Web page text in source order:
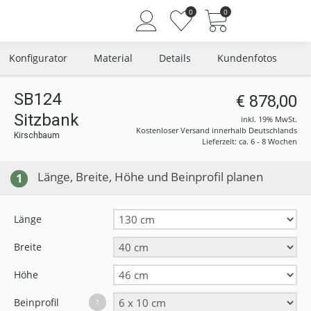
Passwort vergessen?
0 0
Konfigurator Material Details Kundenfotos
SB124
Sitzbank
Kirschbaum
€ 878,00
inkl. 19% MwSt.
Kostenloser Versand innerhalb Deutschlands
Lieferzeit: ca. 6 - 8 Wochen
1 Länge, Breite, Höhe und Beinprofil planen
Länge
Breite
Höhe
Beinprofil ?